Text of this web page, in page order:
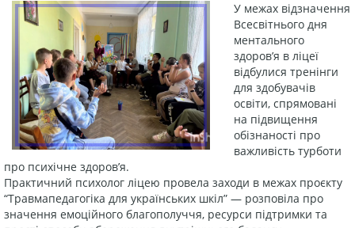
У межах відзначення
Всесвітнього дня
ментального
здоров’я в ліцеї
відбулися тренінги
для здобувачів
освіти, спрямовані
на підвищення
обізнаності про
важливість турботи
про психічне здоров’я.
Практичний психолог ліцею провела заходи в межах проєкту
“Травмапедагогіка для українських шкіл” — розповіла про
значення емоційного благополуччя, ресурси підтримки та